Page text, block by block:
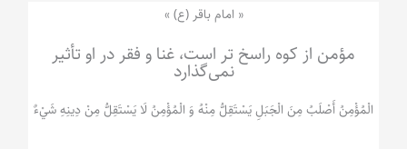
« امام باقر (ع) »
مؤمن از کوه راسخ تر است، غنا و فقر در او تأثیر
نمی‌گذارد
الْمُؤْمِنُ‌ أَصْلَبُ‌ مِنَ‌ الْجَبَلِ‌ یَسْتَقِلُّ مِنْهُ وَ الْمُؤْمِنُ لَا يَسْتَقِلُّ مِنْ دِينِهِ شَيْ‌ءٌ